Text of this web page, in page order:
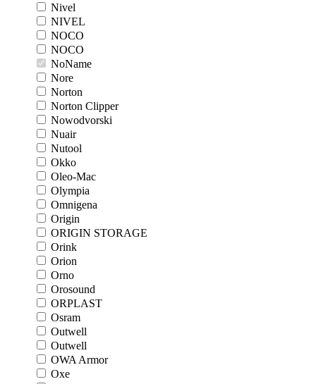
Nivel
NIVEL
NOCO
NOCO
NoName
Nore
Norton
Norton Clipper
Nowodvorski
Nuair
Nutool
Okko
Oleo-Mac
Olympia
Omnigena
Origin
ORIGIN STORAGE
Orink
Orion
Orno
Orosound
ORPLAST
Osram
Outwell
Outwell
OWA Armor
Oxe